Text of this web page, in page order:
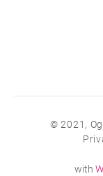
© 2021,
with